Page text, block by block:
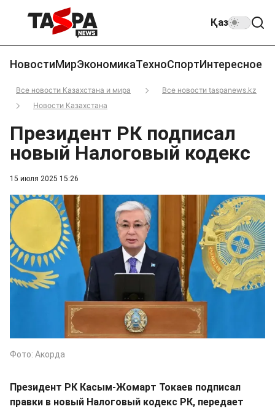
Қаз
НовостиМирЭкономикаТехноСпортИнтересное
Все новости Казахстана и мира
Все новости taspanews.kz
Новости Казахстана
15 июля 2025 15:26
Президент РК подписал
новый Налоговый кодекс
Фото: Акорда
Президент РК Касым-Жомарт Токаев подписал
правки в новый Налоговый кодекс РК, передает